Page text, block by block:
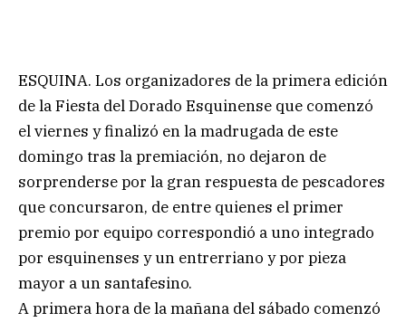
ESQUINA. Los organizadores de la primera edición
de la Fiesta del Dorado Esquinense que comenzó
el viernes y finalizó en la madrugada de este
domingo tras la premiación, no dejaron de
sorprenderse por la gran respuesta de pescadores
que concursaron, de entre quienes el primer
premio por equipo correspondió a uno integrado
por esquinenses y un entrerriano y por pieza
mayor a un santafesino.
A primera hora de la mañana del sábado comenzó